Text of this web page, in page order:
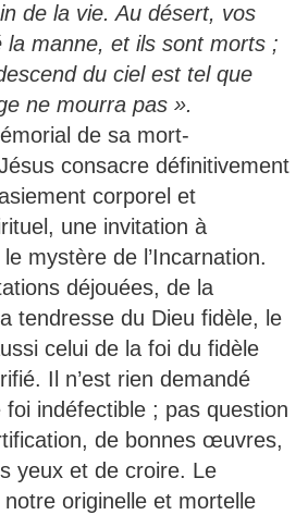
de la vie. Au désert, vos
la manne, et ils sont morts ;
du ciel est tel que
ne mourra pas ».
de sa mort-
consacre définitivement
corporel et
une invitation à
mystère de l’Incarnation.
déjouées, de la
tendresse du Dieu fidèle, le
celui de la foi du fidèle
Il n’est rien demandé
foi indéfectible ; pas question
de bonnes œuvres,
yeux et de croire. Le
originelle et mortelle